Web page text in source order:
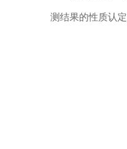
测结果的性质认